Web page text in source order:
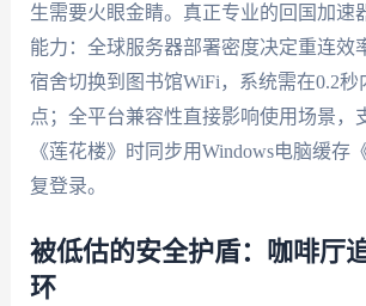
生需要火眼金睛。真正专业的回国加速
能力：全球服务器部署密度决定重连效
宿舍切换到图书馆WiFi，系统需在0.2秒
点；全平台兼容性直接影响使用场景，
《莲花楼》时同步用Windows电脑缓存
复登录。
被低估的安全护盾：咖啡厅
环